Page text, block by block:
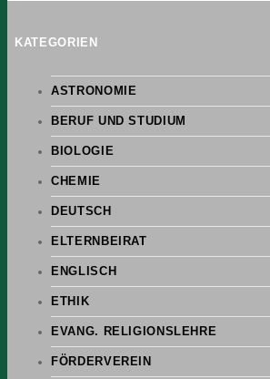
KATEGORIEN
ASTRONOMIE
BERUF UND STUDIUM
BIOLOGIE
CHEMIE
DEUTSCH
ELTERNBEIRAT
ENGLISCH
ETHIK
EVANG. RELIGIONSLEHRE
FÖRDERVEREIN